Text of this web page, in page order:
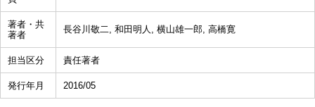
著者・共
著者
長谷川敬二, 和田明人, 横山雄一郎, 高橋寛
担当区分 責任著者
発行年月 2016/05